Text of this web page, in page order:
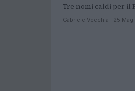
Tre nomi caldi per il
Gabriele Vecchia · 25 Mag